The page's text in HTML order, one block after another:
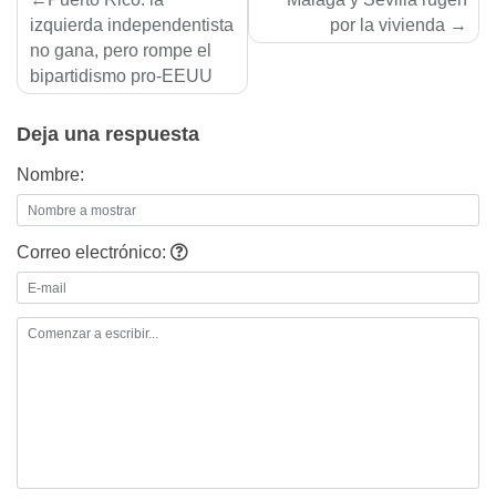
de
entradas
izquierda independentista
no gana, pero rompe el
bipartidismo pro-EEUU
por la vivienda
Deja una respuesta
Nombre:
Correo electrónico: